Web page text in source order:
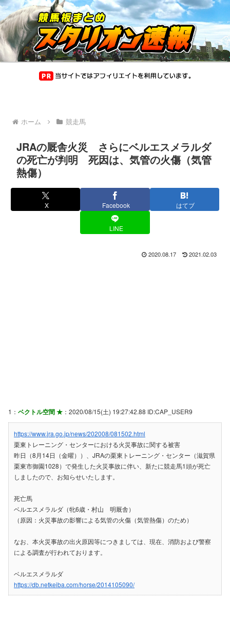
ホーム 競走馬
JRAの厩舎火災 さらにベルエスメラルダ
の死亡が判明 死因は、気管の火傷（気管
熱傷）
X Facebook はてブ
LINE
2020.08.17 2021.02.03
1： ベクトル空間 ★ ：2020/08/15(土) 19:27:42.88 ID:CAP_USER9
https://www.jra.go.jp/news/202008/081502.html
栗東トレーニング・センターにおける火災事故に関する被害
昨日（8月14日（金曜））、JRAの栗東トレーニング・センター（滋賀県
栗東市御園1028）で発生した火災事故に伴い、新たに競走馬1頭が死亡
しましたので、お知らせいたします。
死亡馬
ベルエスメラルダ（牝6歳・村山 明厩舎）
（原因：火災事故の影響による気管の火傷（気管熱傷）のため）
なお、本火災事故の出火原因等につきましては、現在、消防および警察
による調査が行われております。
ベルエスメラルダ
https://db.netkeiba.com/horse/2014105090/